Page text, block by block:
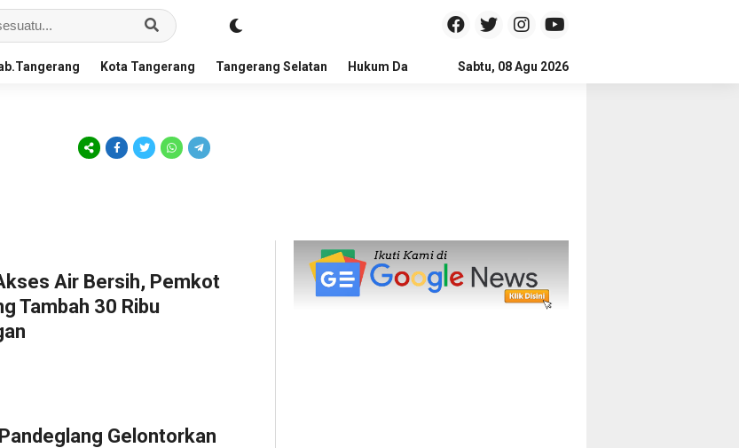
Kota Tangerang Tangerang Selatan Hukum Dan Kriminal Politik Pendidikan
Sabtu, 08 Agu 2026
Air Bersih, Pemkot
Tambah 30 Ribu
Gelontorkan